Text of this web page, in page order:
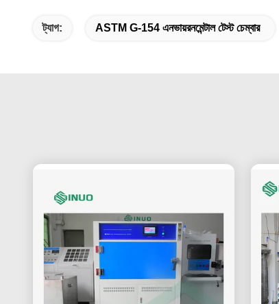
ট্যাগ: ASTM G-154 এনভায়রনমেন্টাল টেস্ট চেম্বার